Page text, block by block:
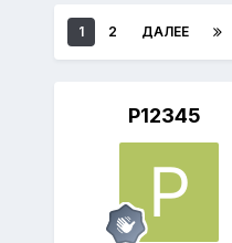
1 2 ДАЛЕЕ
P12345